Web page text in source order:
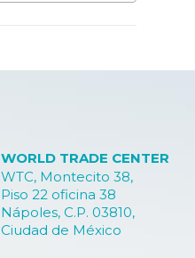
WORLD TRADE CENTER
WTC, Montecito 38,
Piso 22 oficina 38
Nápoles, C.P. 03810,
Ciudad de México